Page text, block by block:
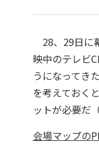
28、29日に
映中のテレビ
うになってき
を考えておく
ットが必要だ
会場マップの